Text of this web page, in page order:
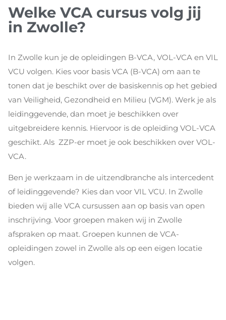
Welke VCA cursus volg jij
in Zwolle?
In Zwolle kun je de opleidingen B-VCA, VOL-VCA en VIL
VCU volgen. Kies voor basis VCA (B-VCA) om aan te
tonen dat je beschikt over de basiskennis op het gebied
van Veiligheid, Gezondheid en Milieu (VGM). Werk je als
leidinggevende, dan moet je beschikken over
uitgebreidere kennis. Hiervoor is de opleiding VOL-VCA
geschikt. Als ZZP-er moet je ook beschikken over VOL-
VCA.
Ben je werkzaam in de uitzendbranche als intercedent
of leidinggevende? Kies dan voor VIL VCU. In Zwolle
bieden wij alle VCA cursussen aan op basis van open
inschrijving. Voor groepen maken wij in Zwolle
afspraken op maat. Groepen kunnen de VCA-
opleidingen zowel in Zwolle als op een eigen locatie
volgen.